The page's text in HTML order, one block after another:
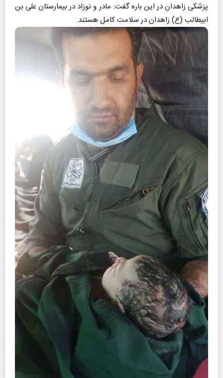
پزشکی زاهدان در این باره گفت: مادر و نوزاد در بیمارستان علی بن
ابیطالب (ع) زاهدان در سلامت کامل هستند.